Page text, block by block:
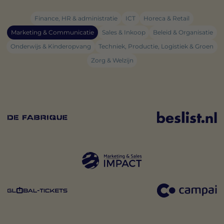
Finance, HR & administratie ICT
Horeca & Retail
Marketing & Communicatie
Sales & Inkoop
Beleid & Organisatie
Onderwijs & Kinderopvang
Techniek, Productie, Logistiek & Groen
Zorg & Welzijn